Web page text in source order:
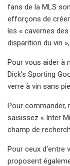
fans de la MLS
efforçons de
les « cavernes
disparition du vin
Pour vous aider à
Dick's Sporting
verre à vin sans
Pour commander,
saisissez « Inter
champ de
Pour ceux d'entre
proposent